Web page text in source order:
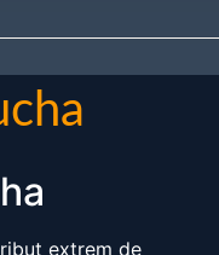
extrem de